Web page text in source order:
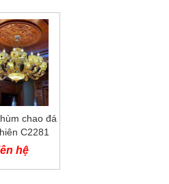
chao đá
C2281
hệ